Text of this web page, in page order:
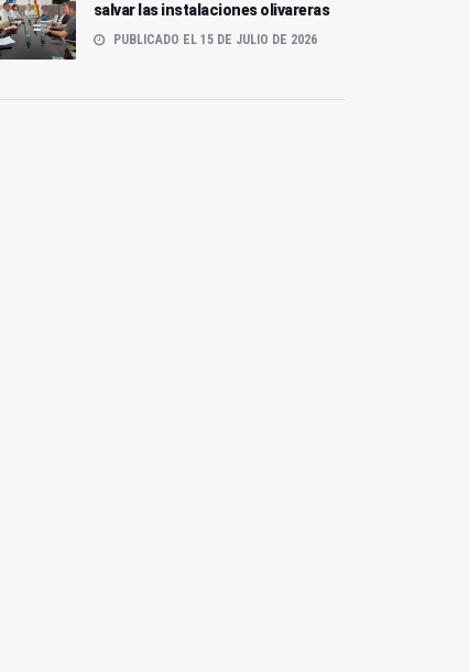
salvar las instalaciones olivareras
PUBLICADO EL 15 DE JULIO DE 2026